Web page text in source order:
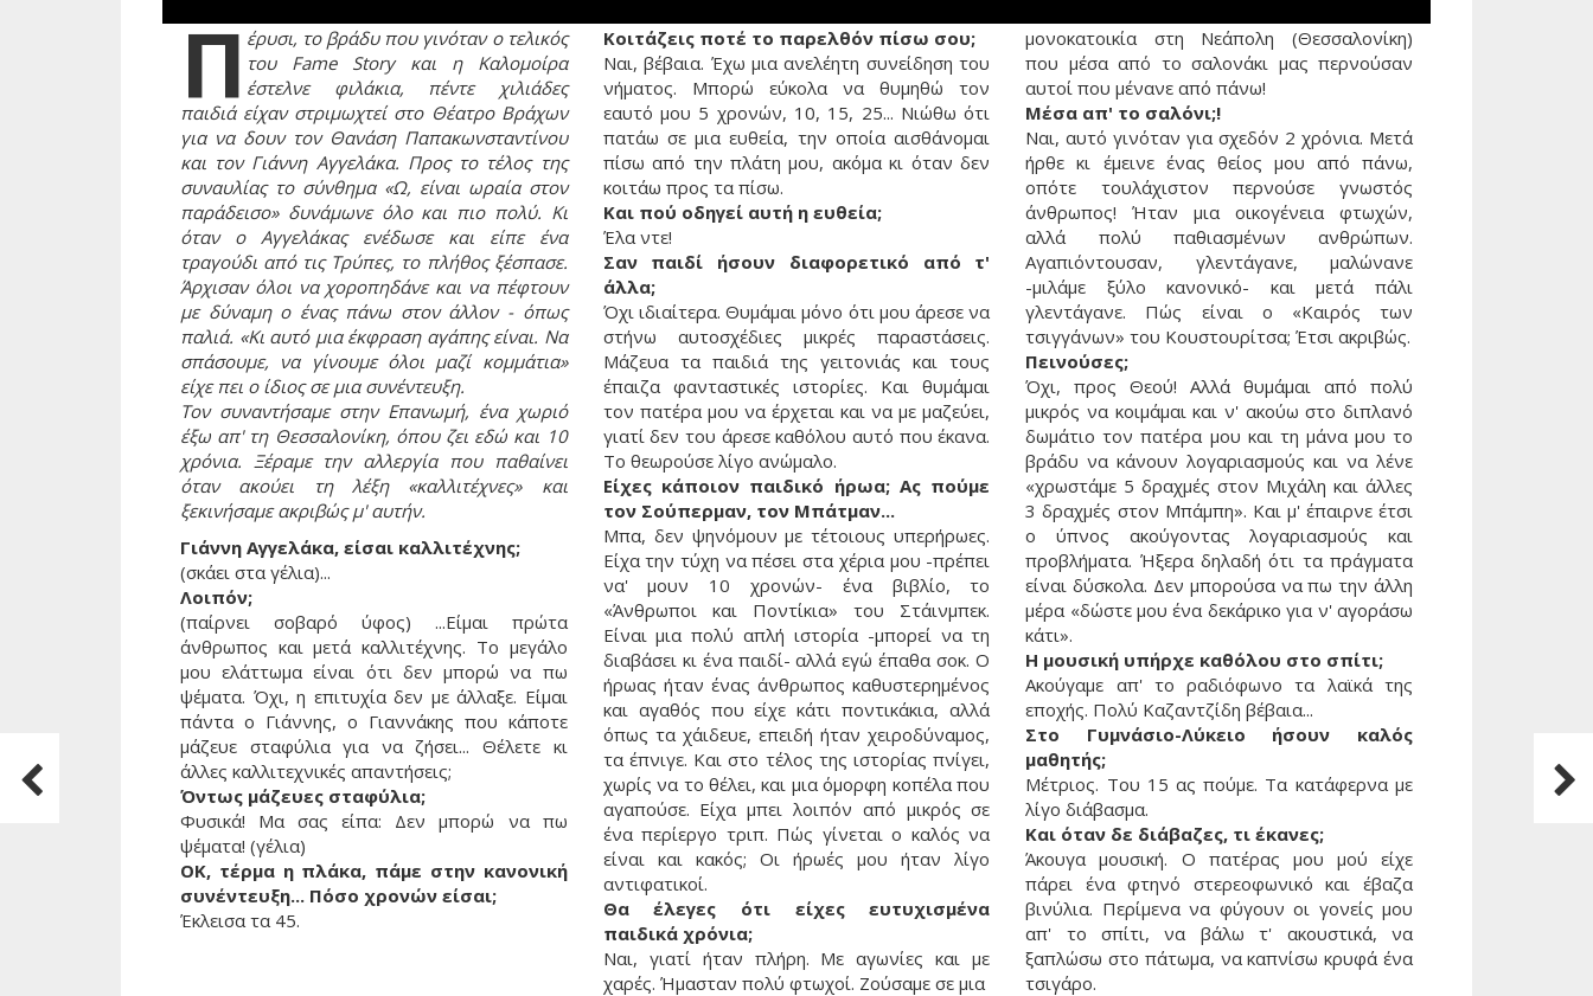
Πέρυσι, το βράδυ που γινόταν ο τελικός
του Fame Story και η Καλομοίρα
έστελνε φιλάκια, πέντε χιλιάδες
παιδιά είχαν στριμωχτεί στο Θέατρο Βράχων
για να δουν τον Θανάση Παπακωνσταντίνου
και τον Γιάννη Αγγελάκα. Προς το τέλος της
συναυλίας το σύνθημα «Ω, είναι ωραία στον
παράδεισο» δυνάμωνε όλο και πιο πολύ. Κι
όταν ο Αγγελάκας ενέδωσε και είπε ένα
τραγούδι από τις Τρύπες, το πλήθος ξέσπασε.
Άρχισαν όλοι να χοροπηδάνε και να πέφτουν
με δύναμη ο ένας πάνω στον άλλον - όπως
παλιά. «Κι αυτό μια έκφραση αγάπης είναι. Να
σπάσουμε, να γίνουμε όλοι μαζί κομμάτια»
είχε πει ο ίδιος σε μια συνέντευξη.
Τον συναντήσαμε στην Επανωμή, ένα χωριό
έξω απ' τη Θεσσαλονίκη, όπου ζει εδώ και 10
χρόνια. Ξέραμε την αλλεργία που παθαίνει
όταν ακούει τη λέξη «καλλιτέχνες» και
ξεκινήσαμε ακριβώς μ' αυτήν.
Γιάννη Αγγελάκα, είσαι καλλιτέχνης;
(σκάει στα γέλια)...
Λοιπόν;
(παίρνει σοβαρό ύφος) ...Είμαι πρώτα
άνθρωπος και μετά καλλιτέχνης. Το μεγάλο
μου ελάττωμα είναι ότι δεν μπορώ να πω
ψέματα. Όχι, η επιτυχία δεν με άλλαξε. Είμαι
πάντα ο Γιάννης, ο Γιαννάκης που κάποτε
μάζευε σταφύλια για να ζήσει... Θέλετε κι
άλλες καλλιτεχνικές απαντήσεις;
Όντως μάζευες σταφύλια;
Φυσικά! Μα σας είπα: Δεν μπορώ να πω
ψέματα! (γέλια)
ΟΚ, τέρμα η πλάκα, πάμε στην κανονική
συνέντευξη... Πόσο χρονών είσαι;
Έκλεισα τα 45.
Κοιτάζεις ποτέ το παρελθόν πίσω σου;
Ναι, βέβαια. Έχω μια ανελέητη συνείδηση του
νήματος. Μπορώ εύκολα να θυμηθώ τον
εαυτό μου 5 χρονών, 10, 15, 25... Νιώθω ότι
πατάω σε μια ευθεία, την οποία αισθάνομαι
πίσω από την πλάτη μου, ακόμα κι όταν δεν
κοιτάω προς τα πίσω.
Και πού οδηγεί αυτή η ευθεία;
Έλα ντε!
Σαν παιδί ήσουν διαφορετικό από τ'
άλλα;
Όχι ιδιαίτερα. Θυμάμαι μόνο ότι μου άρεσε να
στήνω αυτοσχέδιες μικρές παραστάσεις.
Μάζευα τα παιδιά της γειτονιάς και τους
έπαιζα φανταστικές ιστορίες. Και θυμάμαι
τον πατέρα μου να έρχεται και να με μαζεύει,
γιατί δεν του άρεσε καθόλου αυτό που έκανα.
Το θεωρούσε λίγο ανώμαλο.
Είχες κάποιον παιδικό ήρωα; Ας πούμε
τον Σούπερμαν, τον Μπάτμαν...
Μπα, δεν ψηνόμουν με τέτοιους υπερήρωες.
Είχα την τύχη να πέσει στα χέρια μου -πρέπει
να' μουν 10 χρονών- ένα βιβλίο, το
«Άνθρωποι και Ποντίκια» του Στάινμπεκ.
Είναι μια πολύ απλή ιστορία -μπορεί να τη
διαβάσει κι ένα παιδί- αλλά εγώ έπαθα σοκ. Ο
ήρωας ήταν ένας άνθρωπος καθυστερημένος
και αγαθός που είχε κάτι ποντικάκια, αλλά
όπως τα χάιδευε, επειδή ήταν χειροδύναμος,
τα έπνιγε. Και στο τέλος της ιστορίας πνίγει,
χωρίς να το θέλει, και μια όμορφη κοπέλα που
αγαπούσε. Είχα μπει λοιπόν από μικρός σε
ένα περίεργο τριπ. Πώς γίνεται ο καλός να
είναι και κακός; Οι ήρωές μου ήταν λίγο
αντιφατικοί.
Θα έλεγες ότι είχες ευτυχισμένα
παιδικά χρόνια;
Ναι, γιατί ήταν πλήρη. Με αγωνίες και με
χαρές. Ήμασταν πολύ φτωχοί. Ζούσαμε σε μια
μονοκατοικία στη Νεάπολη (Θεσσαλονίκη)
που μέσα από το σαλονάκι μας περνούσαν
αυτοί που μένανε από πάνω!
Μέσα απ' το σαλόνι;!
Ναι, αυτό γινόταν για σχεδόν 2 χρόνια. Μετά
ήρθε κι έμεινε ένας θείος μου από πάνω,
οπότε τουλάχιστον περνούσε γνωστός
άνθρωπος! Ήταν μια οικογένεια φτωχών,
αλλά πολύ παθιασμένων ανθρώπων.
Αγαπιόντουσαν, γλεντάγανε, μαλώνανε
-μιλάμε ξύλο κανονικό- και μετά πάλι
γλεντάγανε. Πώς είναι ο «Καιρός των
τσιγγάνων» του Κουστουρίτσα; Έτσι ακριβώς.
Πεινούσες;
Όχι, προς Θεού! Αλλά θυμάμαι από πολύ
μικρός να κοιμάμαι και ν' ακούω στο διπλανό
δωμάτιο τον πατέρα μου και τη μάνα μου το
βράδυ να κάνουν λογαριασμούς και να λένε
«χρωστάμε 5 δραχμές στον Μιχάλη και άλλες
3 δραχμές στον Μπάμπη». Και μ' έπαιρνε έτσι
ο ύπνος ακούγοντας λογαριασμούς και
προβλήματα. Ήξερα δηλαδή ότι τα πράγματα
είναι δύσκολα. Δεν μπορούσα να πω την άλλη
μέρα «δώστε μου ένα δεκάρικο για ν' αγοράσω
κάτι».
Η μουσική υπήρχε καθόλου στο σπίτι;
Ακούγαμε απ' το ραδιόφωνο τα λαϊκά της
εποχής. Πολύ Καζαντζίδη βέβαια...
Στο Γυμνάσιο-Λύκειο ήσουν καλός
μαθητής;
Μέτριος. Του 15 ας πούμε. Τα κατάφερνα με
λίγο διάβασμα.
Και όταν δε διάβαζες, τι έκανες;
Άκουγα μουσική. Ο πατέρας μου μού είχε
πάρει ένα φτηνό στερεοφωνικό και έβαζα
βινύλια. Περίμενα να φύγουν οι γονείς μου
απ' το σπίτι, να βάλω τ' ακουστικά, να
ξαπλώσω στο πάτωμα, να καπνίσω κρυφά ένα
τσιγάρο.